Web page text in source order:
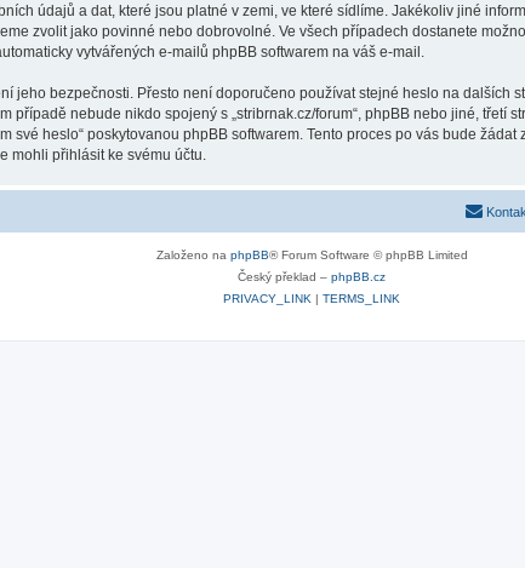
údajů a dat, které jsou platné v zemi, ve které sídlíme. Jakékoliv jiné
zvolit jako povinné nebo dobrovolné. Ve všech případech dostanete
vytvářených e-mailů phpBB softwarem na váš e-mail.
jeho bezpečnosti. Přesto není doporučeno používat stejné heslo na dalších
případě nebude nikdo spojený s „stribrnak.cz/forum“, phpBB nebo jiné,
své heslo“ poskytovanou phpBB softwarem. Tento proces po vás bude
mohli přihlásit ke svému účtu.
Založeno na phpBB® Forum Software © phpBB Limited
Český překlad – phpBB.cz
PRIVACY_LINK | TERMS_LINK